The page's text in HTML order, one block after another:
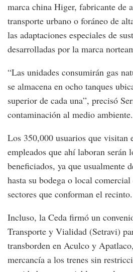
marca china Higer, fabricante de
transporte urbano o foráneo de
las adaptaciones especiales de
desarrolladas por la marca
“Las unidades consumirán gas
se almacena en ocho tanques
superior de cada una”, precisó
contaminación al medio ambiente.
Los 350,000 usuarios que visitan
empleados que ahí laboran serán
beneficiados, ya que usualmente
hasta su bodega o local
sectores que conforman el recinto.
Incluso, la Ceda firmó un
Transporte y Vialidad (Setravi)
transborden en Aculco y
mercancía a los trenes sin